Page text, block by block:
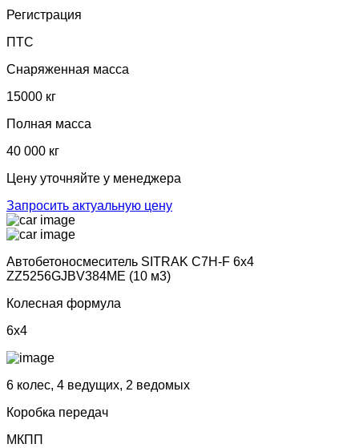
Регистрация
ПТС
Снаряженная масса
15000 кг
Полная масса
40 000 кг
Цену уточняйте у менеджера
Запросить актуальную цену
Автобетоносмеситель SITRAK C7H-F 6х4
ZZ5256GJBV384ME (10 м3)
Колесная формула
6x4
6 колес, 4 ведущих, 2 ведомых
Коробка передач
МКПП